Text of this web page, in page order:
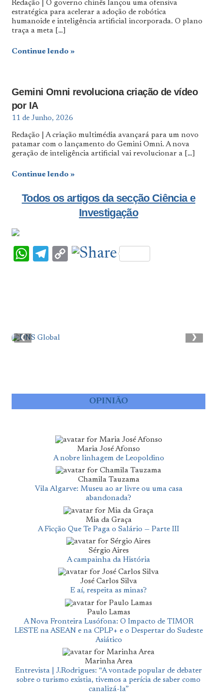
Redação | O governo chinês lançou uma ofensiva
estratégica para acelerar a adoção de robótica
humanoide e inteligência artificial incorporada. O plano
traça a meta
[…]
Continue lendo
Gemini Omni revoluciona criação de vídeo
por IA
11 de Junho, 2026
Redação | A criação multimédia avançará para um novo
patamar com o lançamento do Gemini Omni. A nova
geração de inteligência artificial vai revolucionar a
[…]
Continue lendo
Todos os artigos da secção Ciência e
Investigação
WhatsApp
Telegram
Copy
❮ ❯
OPINIÃO
Maria José Afonso
A nobre linhagem de Leopoldino
Chamila Tauzama
Vila Algarve: Museu ao ar livre ou uma casa
abandonada?
Mia da Graça
A Ficção Que Te Paga o Salário — Parte III
Sérgio Aires
A campainha da História
José Carlos Silva
E aí, respeita as minas?
Paulo Lamas
A Nova Fronteira Lusófona: O Impacto de TIMOR
LESTE na ASEAN e na CPLP+ e o Despertar do Sudeste
Asiático
Marinha Area
Entrevista | J.Rodrigues: “A vontade popular de debater
sobre o turismo existia, tivemos a perícia de saber como
canalizá-la”